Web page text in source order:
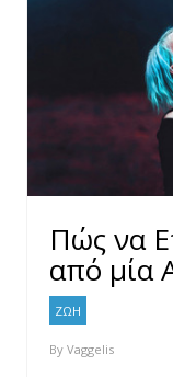
Πώς να
από μία
ΖΩΗ
By Vaggelis